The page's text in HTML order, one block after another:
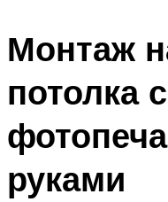
Монтаж
потолка с
руками